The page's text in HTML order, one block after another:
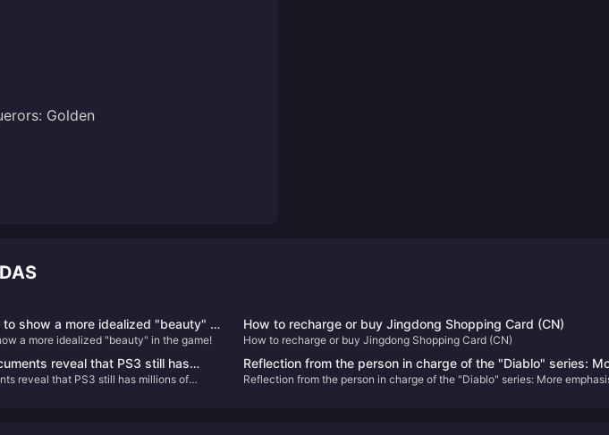
Golden
show a more idealized "beauty" in
a more idealized "beauty" in the game!
How to recharge or buy Jingdong Shopping Card (CN)
How to recharge or buy Jingdong Shopping Card (CN)
reveal that PS3 still has
reveal that PS3 still has millions of
Reflection from the person in charge of the "Diablo" series:
emphasis should be placed on player fun rather than frequent
Reflection from the person in charge of the "Diablo" series: More